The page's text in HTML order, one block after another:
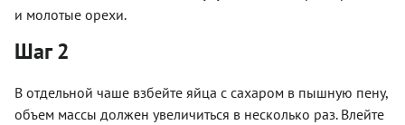
и молотые орехи.
Шаг 2
В отдельной чаше взбейте яйца с сахаром в пышную пену,
объем массы должен увеличиться в несколько раз. Влейте